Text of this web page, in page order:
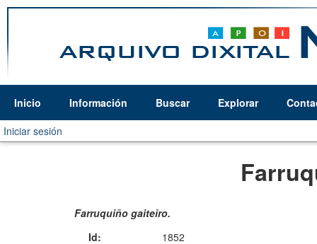
Inicio Información Buscar Explorar
Iniciar sesión
Farruquiño gaiteiro.
Id:
1852